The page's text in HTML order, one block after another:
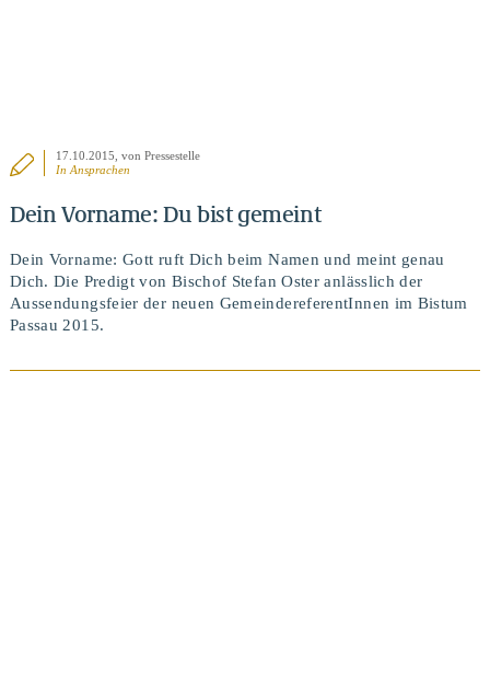
17.10.2015 , von Pressestelle
InAnsprachen
Dein Vorname: Du bist gemeint
Dein Vorname: Gott ruft Dich beim Namen und meint genau
Dich. Die Predigt von Bischof Stefan Oster anlässlich der
Aussendungsfeier der neuen GemeindereferentInnen im Bistum
Passau 2015.